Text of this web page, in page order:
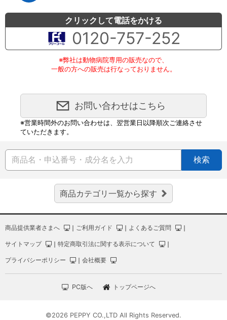
クリックして電話をかける
0120-757-252
※弊社は動物病院専用の販売なので、
一般の方への販売は行なっておりません。
お問い合わせはこちら
※営業時間外のお問い合わせは、翌営業日以降順次ご連絡させ
ていただきます。
検索
商品カテゴリ一覧から探す
商品提供業者さまへ ｜ ご利用ガイド ｜ よくあるご質問 ｜
サイトマップ ｜ 特定商取引法に関する表示について ｜
プライバシーポリシー ｜ 会社概要
PC版へ トップページへ
©2026 PEPPY CO.,LTD All Rights Reserved.